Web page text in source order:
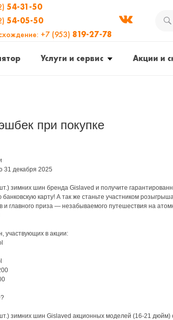
54-31-50
54-05-50
+7 (953) 819-27-78
Услуги и сервис Акции и
при покупке
31 декабря 2025
зимних шин бренда Gislaved и получите
карту! А так же станьте участником
и главного приза — незабываемого путешествия на
участвующих в акции:
зимних шин Gislaved акционных моделей (16-21 дюйм)